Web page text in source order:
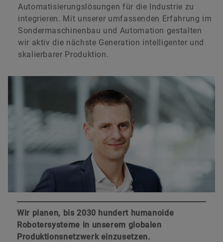
Automatisierungslösungen für die Industrie zu
integrieren. Mit unserer umfassenden Erfahrung im
Sondermaschinenbau und Automation gestalten
wir aktiv die nächste Generation intelligenter und
skalierbarer Produktion.
Wir planen, bis 2030 hundert humanoide
Robotersysteme in unserem globalen
Produktionsnetzwerk einzusetzen.